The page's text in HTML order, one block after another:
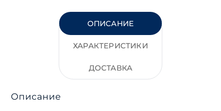
ОПИСАНИЕ
ХАРАКТЕРИСТИКИ
ДОСТАВКА
Описание